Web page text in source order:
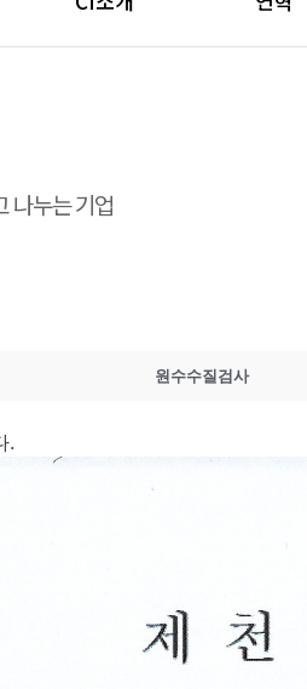
나누는 기업
원수수질검사
.